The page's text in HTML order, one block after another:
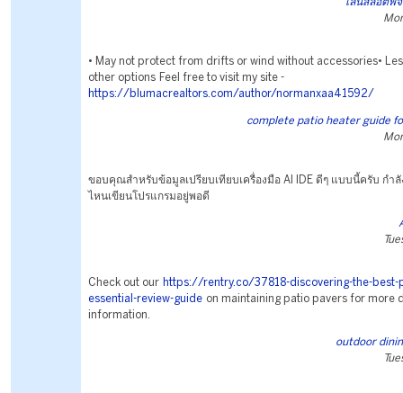
เล่นสล็อตพี
• May not protect from drifts or wind without accessories•
other options Feel free to visit my site -
https://blumacrealtors.com/author/normanxaa41592/
complete patio heater guide
ขอบคุณสำหรับข้อมูลเปรียบเทียบเครื่องมือ AI IDE ดีๆ แบบนี้ครับ กำลั
ไหนเขียนโปรแกรมอยู่พอดี
Check out our https://rentry.co/37818-discovering-the-best-
essential-review-guide on maintaining patio pavers for more
information.
outdoor